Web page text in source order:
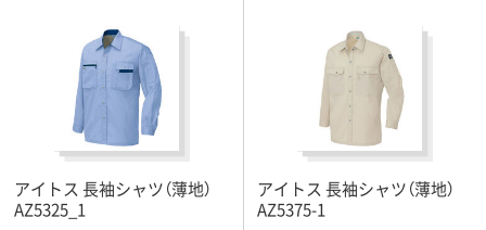
アイトス 長袖シャツ（薄地）
AZ5325_1
アイトス 長袖シャツ（薄地）
AZ5375-1